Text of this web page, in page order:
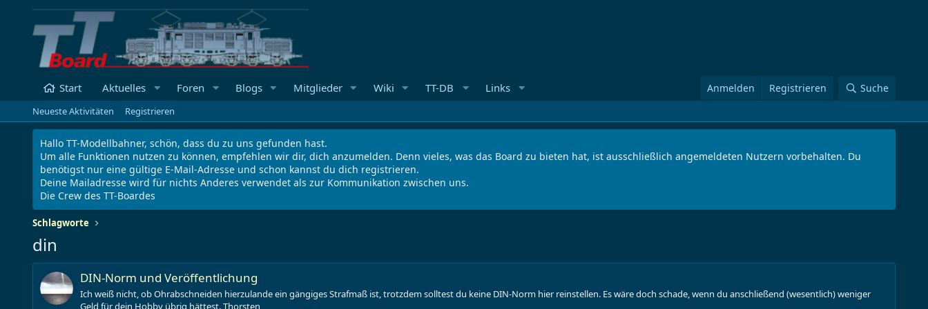
Start Aktuelles Foren Blogs Mitglieder Wiki TT-DB Links Anmelden Registrieren Suche
Neueste Aktivitäten Registrieren
Hallo TT-Modellbahner, schön, dass du zu uns gefunden hast.
Um alle Funktionen nutzen zu können, empfehlen wir dir, dich anzumelden. Denn vieles, was das Board zu bieten hat, ist ausschließlich angemeldeten Nutzern vorbehalten. Du
benötigst nur eine gültige E-Mail-Adresse und schon kannst du dich registrieren.
Deine Mailadresse wird für nichts Anderes verwendet als zur Kommunikation zwischen uns.
Die Crew des TT-Boardes
Schlagworte
din
DIN-Norm und Veröffentlichung
Ich weiß nicht, ob Ohrabschneiden hierzulande ein gängiges Strafmaß ist, trotzdem solltest du keine DIN-Norm hier reinstellen. Es wäre doch schade, wenn du anschließend (wesentlich) weniger